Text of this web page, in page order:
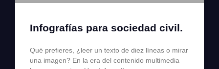
Infografías para sociedad civil.
Qué prefieres, ¿leer un texto de diez líneas o mirar
una imagen? En la era del contenido multimedia